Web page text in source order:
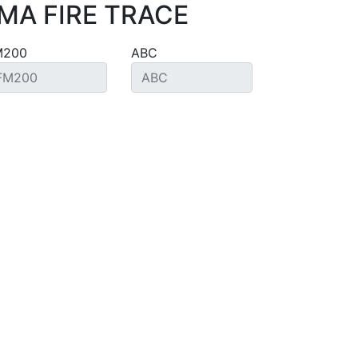
FIRE TRACE
ABC